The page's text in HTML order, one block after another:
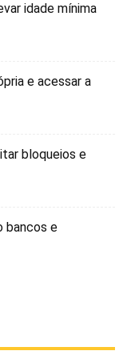
idade mínima
e acessar a
bloqueios e
bancos e